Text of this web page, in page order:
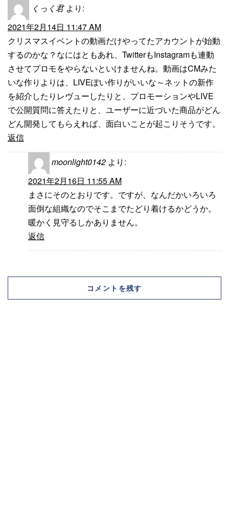
くっく君 より:
2021年2月14日 11:47 AM
クリスマスイベントの動画だけやってたアカウントが始動
するのかな？なにはともあれ、TwitterもInstagramも連動
させてプロモをやらないといけませんね。動画はCMみた
いな作りよりは、LIVEぽい作りがいいな～ネットの新作
を紹介したりレヴューしたりと、プロモーションやLIVE
で公開質問に答えたりと、ユーザーに近づいた商品がどん
どん開発してもらえれば、面白いことが起こりそうです。
返信
moonlight0142 より:
2021年2月16日 11:55 AM
まさにそのとおりです。ですが、なんだかいろいろ
面倒な組織なのでそこまでたどり着けるかどうか。
暖かく見守るしかありません。
返信
コメントを残す